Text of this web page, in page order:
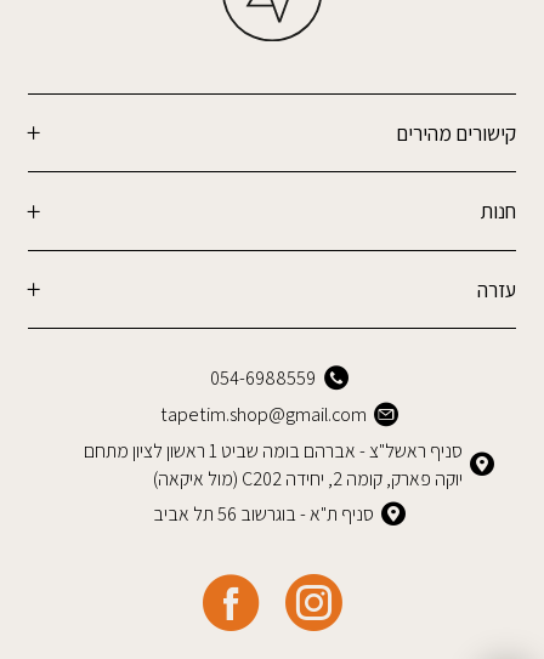
קישורים מהירים
חנות
עזרה
054-6988559
tapetim.shop@gmail.com
סניף ראשל"צ - אברהם בומה שביט 1 ראשון לציון מתחם
יוקה פארק, קומה 2, יחידה C202 (מול איקאה)
סניף ת"א - בוגרשוב 56 תל אביב